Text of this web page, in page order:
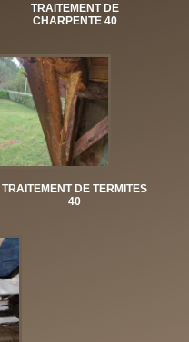
TRAITEMENT DE
CHARPENTE 40
TRAITEMENT DE TERMITES
40